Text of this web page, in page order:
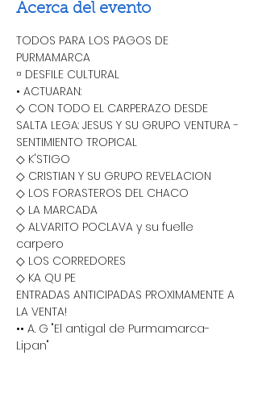
Acerca del evento
TODOS PARA LOS PAGOS DE
PURMAMARCA
¤ DESFILE CULTURAL
• ACTUARAN:
◇ CON TODO EL CARPERAZO DESDE
SALTA LEGA: JESUS Y SU GRUPO VENTURA -
SENTIMIENTO TROPICAL
◇ K'STIGO
◇ CRISTIAN Y SU GRUPO REVELACION
◇ LOS FORASTEROS DEL CHACO
◇ LA MARCADA
◇ ALVARITO POCLAVA y su fuelle
carpero
◇ LOS CORREDORES
◇ KA QU PE
ENTRADAS ANTICIPADAS PROXIMAMENTE A
LA VENTA!
•• A. G "El antigal de Purmamarca-
Lipan"